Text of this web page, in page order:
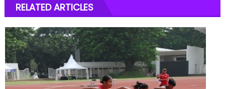
RELATED ARTICLES